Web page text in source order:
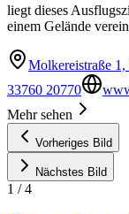
liegt dieses
einem Gelände
Molkereistraße
33760 20770
Mehr sehen
Vorheriges Bild
Nächstes Bild
1 /4